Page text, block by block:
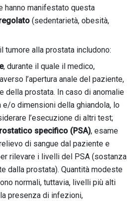
hanno manifestato questa
(sedentarietà, obesità,
tumore alla prostata includono:
, durante il quale il medico,
l’apertura anale del paziente,
della prostata. In caso di anomalie
e/o dimensioni della ghiandola, lo
l’esecuzione di altri test;
specifico (PSA), esame
di sangue dal paziente e
rilevare i livelli del PSA (sostanza
dalla prostata). Quantità modeste
normali, tuttavia, livelli più alti
presenza di infezioni,